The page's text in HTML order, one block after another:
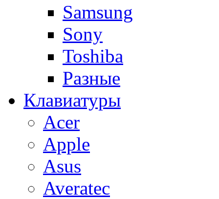
Samsung
Sony
Toshiba
Разные
Клавиатуры
Acer
Apple
Asus
Averatec